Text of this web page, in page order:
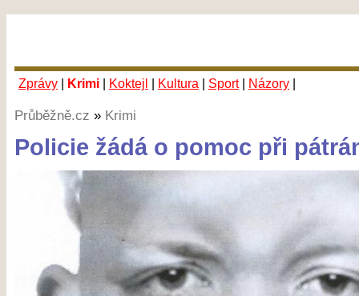
Zprávy | Krimi | Koktejl | Kultura | Sport| Názory |
Průběžně.cz » Krimi
Policie žádá o pomoc při